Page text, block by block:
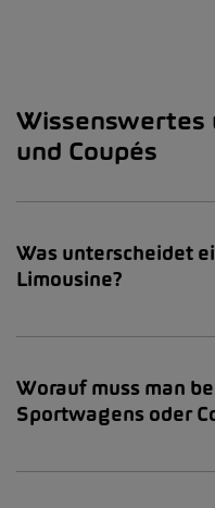
Wissenswertes
und Coupés
Was unterscheidet
Limousine?
Worauf muss man
Sportwagens oder